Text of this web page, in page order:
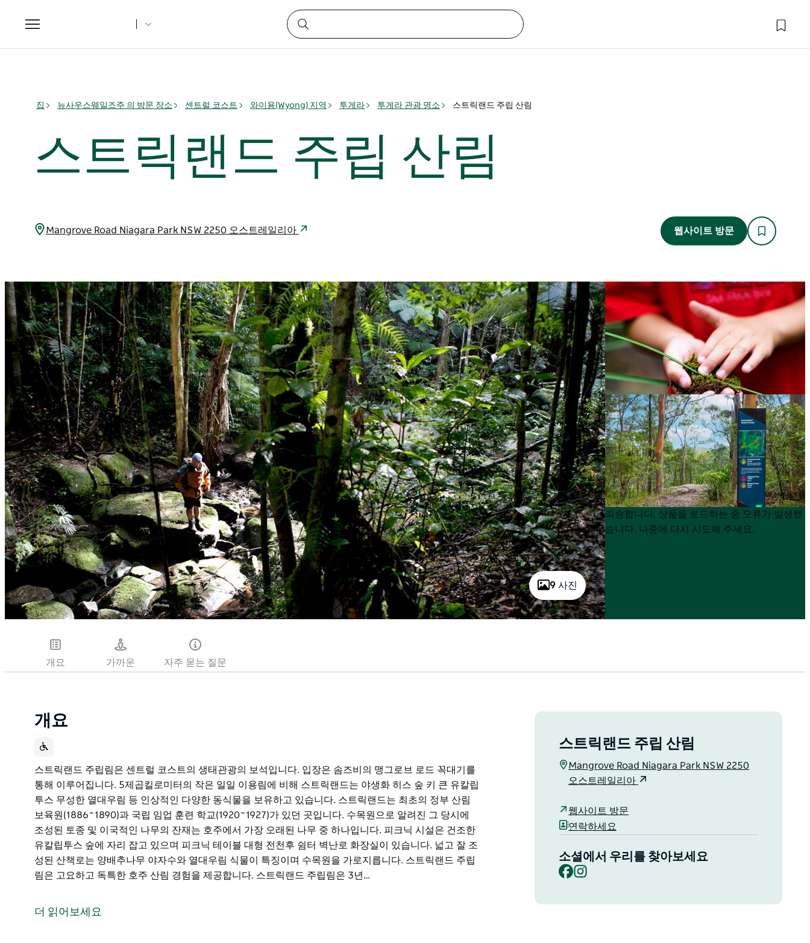
Toggle
navigation
집 뉴사우스웨일즈주 의 방문 장소 센트럴 코스트 와이용(Wyong) 지역 투게라 투게라 관광 명소 스트릭랜드 주립 산림
스트릭랜드 주립 산림
Mangrove Road Niagara Park NSW 2250 오스트레일리아 웹사이트 방문
9 사진
Product
List
Product
List
죄송합니다. 상품을 로드하는 중 오류가 발생했
습니다. 나중에 다시 시도해 주세요.
개요 가까운 자주 묻는 질문
개요
스트릭랜드 주립림은 센트럴 코스트의 생태관광의 보석입니다. 입장은 솜즈비의 맹그로브 로드 꼭대기를
통해 이루어집니다. 5제곱킬로미터의 작은 일일 이용림에 비해 스트릭랜드는 야생화 히스 숲 키 큰 유칼립
투스 무성한 열대우림 등 인상적인 다양한 동식물을 보유하고 있습니다. 스트릭랜드는 최초의 정부 산림
보육원(1886~1890)과 국립 임업 훈련 학교(1920~1927)가 있던 곳입니다. 수목원으로 알려진 그 당시에
조성된 토종 및 이국적인 나무의 잔재는 호주에서 가장 오래된 나무 중 하나입니다. 피크닉 시설은 건조한
유칼립투스 숲에 자리 잡고 있으며 피크닉 테이블 대형 전천후 쉼터 벽난로 화장실이 있습니다. 넓고 잘 조
성된 산책로는 양배추나무 야자수와 열대우림 식물이 특징이며 수목원을 가로지릅니다. 스트릭랜드 주립
림은 고요하고 독특한 호주 산림 경험을 제공합니다. 스트릭랜드 주립림은 3년…
통해 이루어집니다. 5제곱킬로미터의 작은 일일 이용림에 비해 스트릭랜드는 야생화 히스 숲 키 큰 유칼립
더 읽어보세요
스트릭랜드 주립 산림
Mangrove Road Niagara Park NSW 2250
오스트레일리아
웹사이트 방문
연락하세요
소셜에서 우리를 찾아보세요
Facebook